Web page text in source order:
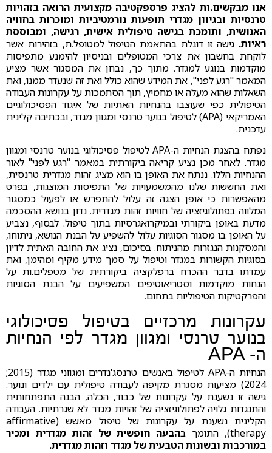
אנו מבקשים.ות להציג פרספקטיבה מקצועית הרואה בזהויות
טרנסיות ובגיוון מגדרי תופעות נורמטיביות ומוכרות בחוויה
האנושית, ותומכת בגישה טיפולית אישית, רגישה, ומבוססת
ראיות. גישה זו דוגלת בהתאמת הטיפול למטופל.ת, בזהירות אשר
לוקחת בחשבון את צרכי המטופלים ובניסיון להימנע מתפיסות
מוקדמות בנוגע למגדר. מתוך כך, נבחן את המסגור אשר מציע
המאמר "רגע לפני", את המידע שהוא כולל ואת זה שנעדר ממנו, ואת
השאלות שהוא מעלה או מחמיץ, תוך הסתמכות על עקרונות העבודה
הטיפולית כפי שעוצבו בהנחיות האתיות של איגוד הפסיכולוגיים
האמריקאי (APA) לטיפול בנוער טרנסי ומגוון מגדר, ובכתיבה קלינית
עדכנית.
נפתח בהצגת הנחיות ה-APA לטיפול פסיכולוגי בנוער טרנסי ומגוון
מגדר. לאחר מכן נציע קריאה ביקורתית במאמר "רגע לפני" לאור
ההנחיות הללו. ננתח את האופן בו הוא מציג זהות מגדרית טרנסית,
ואת החששות שלנו מהמשמעויות של התפיסות המוצגות, בפרט
מהאפשרות כי אופן הצגה זה עלול להתפרש או לפעול כמסגור
המלווה בפתולוגיזציה של חוויות זהות מגדרית. נדון בנושא ההסכמה
מדעת באופן ביקורתי ובמיקרואגרסיות בתוך טיפול. לבסוף, נצביע
על האופן בו מסגור הסוגיות עלול להשפיע על הבנת הנושא, ניתוחו,
והמסקנות הנגזרות מהניתוח. בסיכום, נציג את החובה האתית לדיון
בסוגיות הקשורות במגדר וטיפול על סמך מידע מקיף ומהימן, ואת
עמדתו בדבר ההכרח ברפלקציה ביקורתית של מטפלים.ות על
הנחות מוקדמות וסטריאוטיפים המשפיעים על הבנת הסוגיות
והפרקטיקות הטיפוליות בתחום.
עקרונות מרכזיים בטיפול פסיכולוגי
בנוער טרנסי ומגוון מגדר לפי הנחיות
ה- APA
הנחיות ה-APA לטיפול באנשים טרנסג'נדרים ומגווני מגדר (2015;
2024) מציעות מסגרת מקיפה לעבודה טיפולית עם ילדים ונוער.
גישה זו נשענת על עקרונות של כבוד, הכלה, הבנה התפתחותית
והתנגדות גלויה לפתולוגיזציה של זהויות מגדר לא שגרתיות. העבודה
הקלינית נשענת על עקרונות של טיפול מאשש (affirmative
therapy), התומך ב
הבעה חופשית של זהות מגדרית ומכיר
במורכבות ובשונות הטבעית של מגדר וזהות מגדרית.